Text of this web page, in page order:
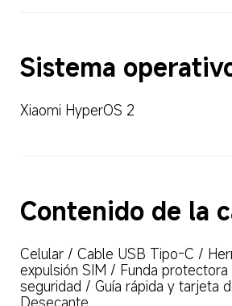
Sistema
Xiaomi HyperOS 2
Contenido de la
Celular / Cable USB Tipo-C /
expulsión SIM / Funda
seguridad / Guía rápida y tarjeta